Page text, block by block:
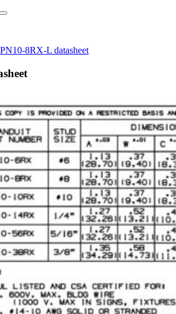
PN10-8RX-L datasheet